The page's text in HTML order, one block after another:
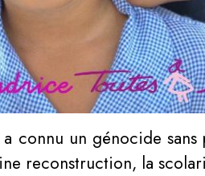
connu un génocide
reconstruction, la